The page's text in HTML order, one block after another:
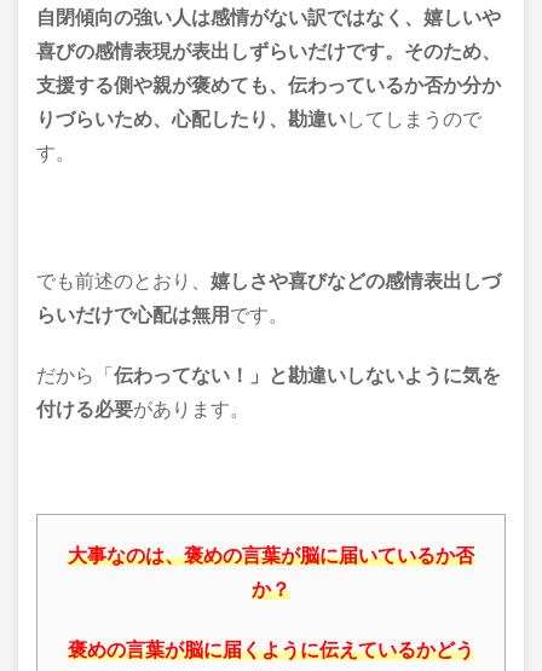
自閉傾向の強い人は感情がない訳ではなく、嬉しいや
喜びの感情表現が表出しずらいだけです。そのため、
支援する側や親が褒めても、伝わっているか否か分か
りづらいため、心配したり、勘違いしてしまうので
す。
でも前述のとおり、 嬉しさや喜びなどの感情表出しづ
らいだけで心配は無用 です。
だから「 伝わってない！」と勘違いしないように気を
付ける必要があります。
大事なのは、褒めの言葉が脳に届いているか否
か？
褒めの言葉が脳に届くように伝えているかどう